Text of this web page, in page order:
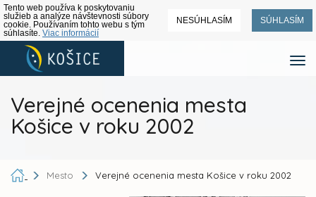
Tento web používa k poskytovaniu
služieb a analýze návštevnosti súbory
cookie. Používaním tohto webu s tým
súhlasíte. Viac informácií
NESÚHLASÍM SÚHLASÍM
Verejné ocenenia mesta
Košice v roku 2002
Mesto Verejné ocenenia mesta Košice v roku 2002